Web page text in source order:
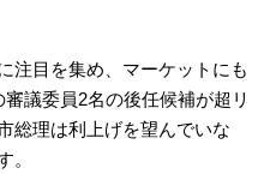
注目を集め、マーケットにも
議委員2名の後任候補が超リ
総理は利上げを望んでいな
。